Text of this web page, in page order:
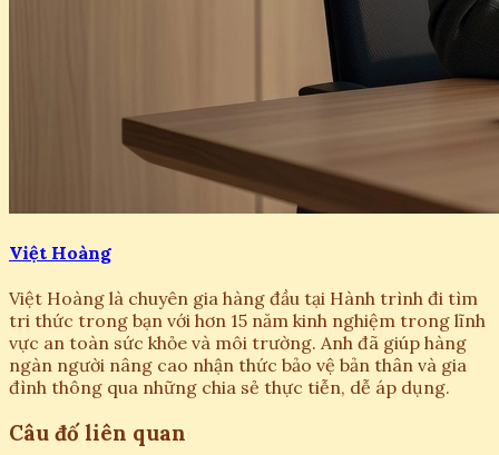
Việt Hoàng
Việt Hoàng là chuyên gia hàng đầu tại Hành trình đi tìm
tri thức trong bạn với hơn 15 năm kinh nghiệm trong lĩnh
vực an toàn sức khỏe và môi trường. Anh đã giúp hàng
ngàn người nâng cao nhận thức bảo vệ bản thân và gia
đình thông qua những chia sẻ thực tiễn, dễ áp dụng.
Câu đố liên quan